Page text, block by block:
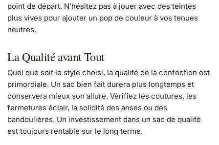
point de départ. N’hésitez pas à jouer avec des teintes
plus vives pour ajouter un pop de couleur à vos tenues
neutres.
La Qualité avant Tout
Quel que soit le style choisi, la qualité de la confection est
primordiale. Un sac bien fait durera plus longtemps et
conservera mieux son allure. Vérifiez les coutures, les
fermetures éclair, la solidité des anses ou des
bandoulières. Un investissement dans un sac de qualité
est toujours rentable sur le long terme.